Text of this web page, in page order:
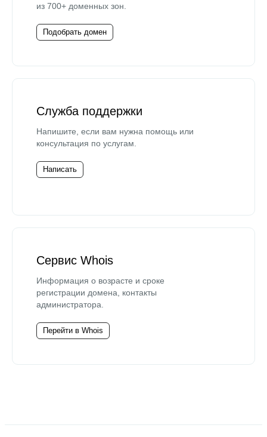
из 700+ доменных зон.
Подобрать домен
Служба поддержки
Напишите, если вам нужна помощь или
консультация по услугам.
Написать
Сервис Whois
Информация о возрасте и сроке
регистрации домена, контакты
администратора.
Перейти в Whois